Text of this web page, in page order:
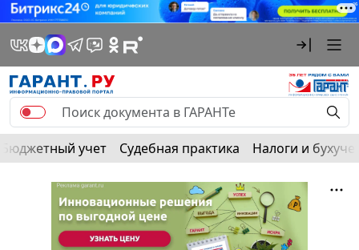
Бюджетный учет Судебная практика Налоги и